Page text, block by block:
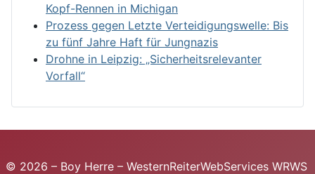
Kopf-Rennen in Michigan
Prozess gegen Letzte Verteidigungswelle: Bis
zu fünf Jahre Haft für Jungnazis
Drohne in Leipzig: „Sicherheitsrelevanter
Vorfall“
© 2026 – Boy Herre – WesternReiterWebServices WRWS